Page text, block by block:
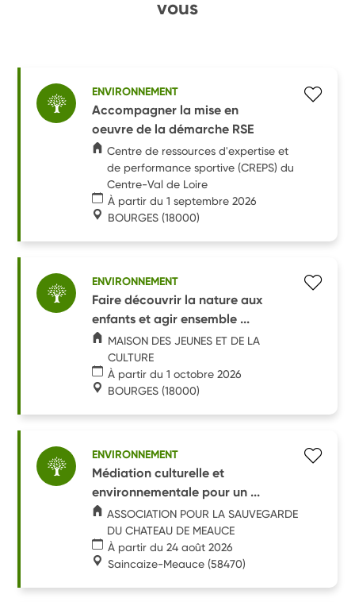
vous
ENVIRONNEMENT
Accompagner la mise en
oeuvre de la démarche RSE
Centre de ressources d'expertise et
de performance sportive (CREPS) du
Centre-Val de Loire
À partir du 1 septembre 2026
BOURGES (18000)
ENVIRONNEMENT
Faire découvrir la nature aux
enfants et agir ensemble ...
MAISON DES JEUNES ET DE LA
CULTURE
À partir du 1 octobre 2026
BOURGES (18000)
ENVIRONNEMENT
Médiation culturelle et
environnementale pour un ...
ASSOCIATION POUR LA SAUVEGARDE
DU CHATEAU DE MEAUCE
À partir du 24 août 2026
Saincaize-Meauce (58470)